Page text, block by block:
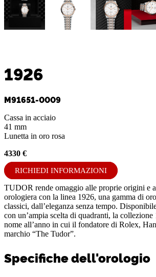
1926
M91651-0009
Cassa in acciaio
41 mm
Lunetta in oro rosa
4330 €
RICHIEDI INFORMAZIONI
TUDOR rende omaggio alle proprie origini e
orologiera con la linea 1926, una gamma di
classici, dall’eleganza senza tempo.
con un’ampia scelta di quadranti, la
nome all’anno in cui il fondatore di Rolex,
marchio “The Tudor”.
Specifiche dell'orologio